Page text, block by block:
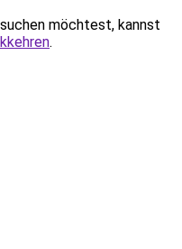
möchtest, kannst
.